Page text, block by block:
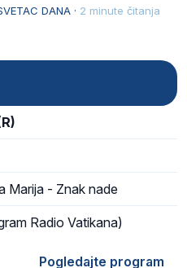
DANA · 2 minute čitanja
Marija - Znak nade
Radio Vatikana)
Pogledajte program